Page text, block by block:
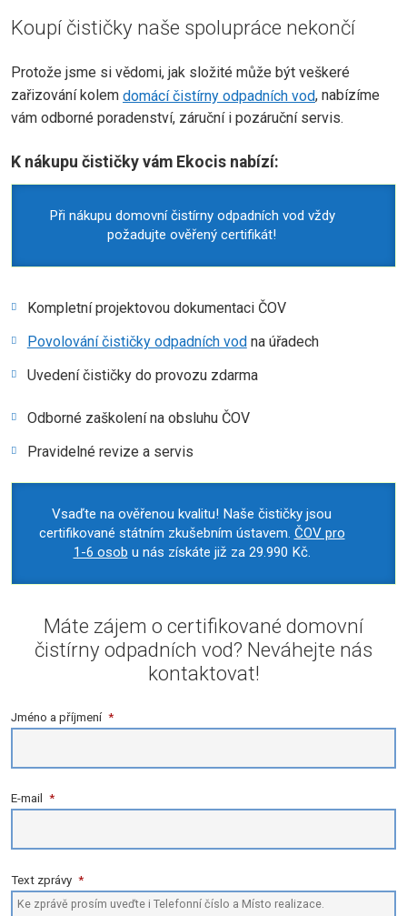
Koupí čističky naše spolupráce nekončí
Protože jsme si vědomi, jak složité může být veškeré
zařizování kolem domácí čistírny odpadních vod, nabízíme
vám odborné poradenství, záruční i pozáruční servis.
K nákupu čističky vám Ekocis nabízí:
Při nákupu domovní čistírny odpadních vod vždy
požadujte ověřený certifikát!
Kompletní projektovou dokumentaci ČOV
Povolování čističky odpadních vod na úřadech
Uvedení čističky do provozu zdarma
Odborné zaškolení na obsluhu ČOV
Pravidelné revize a servis
Vsaďte na ověřenou kvalitu! Naše čističky jsou
certifikované státním zkušebním ústavem. ČOV pro
1-6 osob u nás získáte již za 29.990 Kč.
Máte zájem o certifikované domovní
čistírny odpadních vod? Neváhejte nás
kontaktovat!
Jméno a příjmení *
E-mail *
Text zprávy *